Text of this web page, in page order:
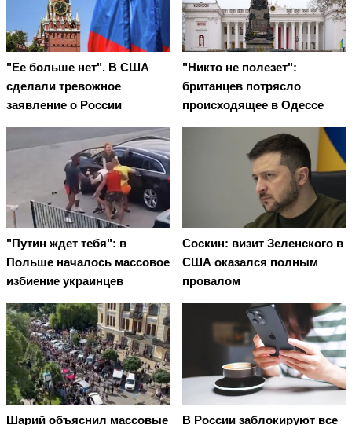
"Ее больше нет". В США
сделали тревожное
заявление о России
"Никто не полезет":
британцев потрясло
происходящее в Одессе
"Путин ждет тебя": в
Польше началось массовое
избиение украинцев
Соскин: визит Зеленского в
США оказался полным
провалом
Шарий объяснил массовые В России заблокируют все